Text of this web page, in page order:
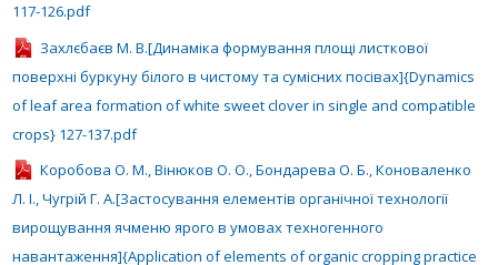
117-126.pdf
Захлєбаєв М. В.[Динаміка формування площі листкової
поверхні буркуну білого в чистому та сумісних посівах]{Dynamics
of leaf area formation of white sweet clover in single and compatible
crops} 127-137.pdf
Коробова О. М., Вінюков О. О., Бондарева О. Б., Коноваленко
Л. І., Чугрій Г. А.[Застосування елементів органічної технології
вирощування ячменю ярого в умовах техногенного
навантаження]{Application of elements of organic cropping practice